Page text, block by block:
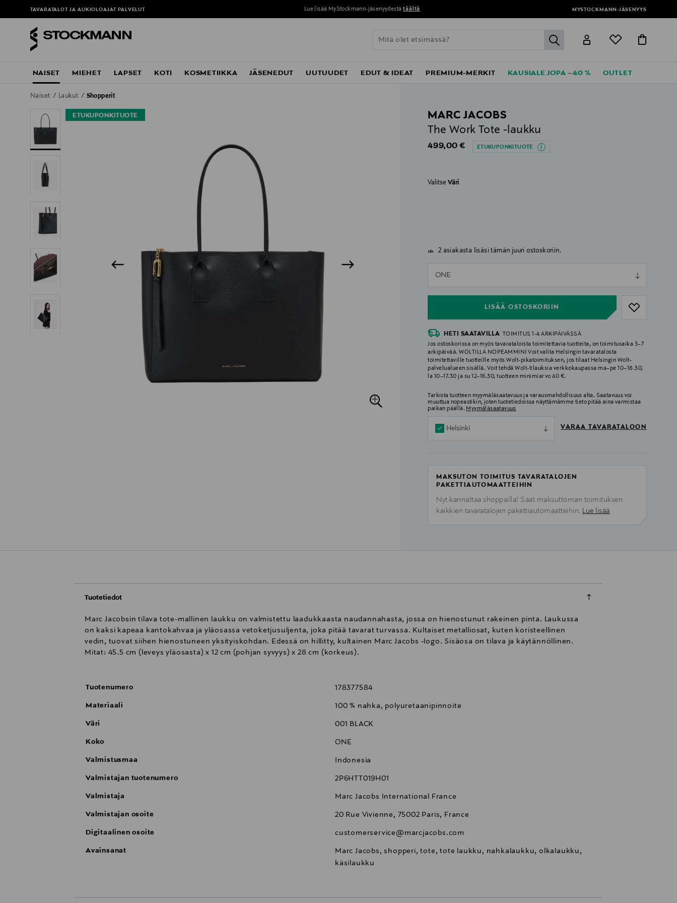
TAVARATALOT JA AUKIOLOAJAT PALVELUT Lue lisää MyStockmann-jäsenyydestä täältä MYSTOCKMANN-JÄSENYYS
label.header.go
NAISET MIEHET LAPSET KOTI KOSMETIIKKA JÄSENEDUT UUTUUDET EDUT & IDEAT PREMIUM-MERKIT KAUSIALE JOPA –40 % OUTLET
Naiset Laukut Shopperit
ETUKUPONKITUOTE
MARC JACOBS
The Work Tote -laukku
Original Price
499,00 € ETUKUPONKITUOTE
ValitseVäri
2 asiakasta lisäsi tämän juuri ostoskoriin.
ONE
LISÄÄ OSTOSKORIIN
null
HETI SAATAVILLA
TOIMITUS 1-4 ARKIPÄIVÄSSÄ
Jos ostoskorissa on myös tavarataloista toimitettavia tuotteita, on toimitusaika 3–7
arkipäivää. WOLTILLA NOPEAMMIN! Voit valita Helsingin tavaratalosta
toimitettaville tuotteille myös Wolt-pikatoimituksen, jos tilaat Helsingin Wolt-
palvelualueen sisällä. Voit tehdä Wolt-tilauksia verkkokaupassa ma–pe 10–18.30,
la 10–17.30 ja su 12–16.30, tuotteen minimiarvo 40 €.
Tarkista tuotteen myymäläsaatavuus ja varausmahdollisuus alta. Saatavuus voi
muuttua nopeastikin, joten tuotetiedoissa näyttämämme tieto pitää aina varmistaa
paikan päällä. Myymäläsaatavuus
Helsinki VARAA TAVARATALOON
MAKSUTON TOIMITUS TAVARATALOJEN
PAKETTIAUTOMAATTEIHIN
Nyt kannattaa shoppailla! Saat maksuttoman toimituksen
kaikkien tavaratalojen pakettiautomaatteihin. Lue lisää
Tuotetiedot
Marc Jacobsin tilava tote-mallinen laukku on valmistettu laadukkaasta naudannahasta, jossa on hienostunut rakeinen pinta. Laukussa
on kaksi kapeaa kantokahvaa ja yläosassa vetoketjusuljenta, joka pitää tavarat turvassa. Kultaiset metalliosat, kuten koristeellinen
vedin, tuovat siihen hienostuneen yksityiskohdan. Edessä on hillitty, kultainen Marc Jacobs -logo. Sisäosa on tilava ja käytännöllinen.
Mitat: 45.5 cm (leveys yläosasta) x 12 cm (pohjan syvyys) x 28 cm (korkeus).
Tuotenumero 178377584
Materiaali 100 % nahka, polyuretaanipinnoite
Väri 001 BLACK
Koko ONE
Valmistusmaa Indonesia
Valmistajan tuotenumero 2P6HTT019H01
Valmistaja Marc Jacobs International France
Valmistajan osoite 20 Rue Vivienne, 75002 Paris, France
Digitaalinen osoite customerservice@marcjacobs.com
Avainsanat
Marc Jacobs, shopperi, tote, tote laukku, nahkalaukku, olkalaukku,
käsilaukku